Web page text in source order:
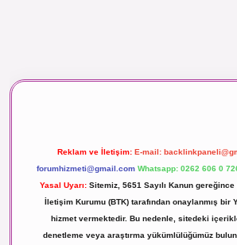
Reklam ve İletişim: E-mail:
forumhizmeti@gmail.com Whatsapp: 0262 606 0
Yasal Uyarı: Sitemiz, 5651 Sayılı Kanun
İletişim Kurumu (BTK) tarafından onaylanmış bir
hizmet vermektedir. Bu nedenle, sitedeki
denetleme veya araştırma yükümlülüğümüz